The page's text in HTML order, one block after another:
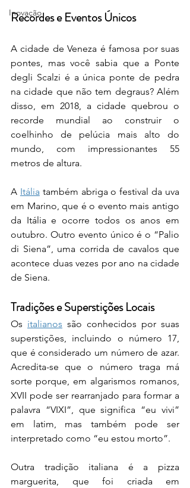
Inovação
Recordes e Eventos Únicos
A cidade de Veneza é famosa por suas
pontes, mas você sabia que a Ponte
degli Scalzi é a única ponte de pedra
na cidade que não tem degraus? Além
disso, em 2018, a cidade quebrou o
recorde mundial ao construir o
coelhinho de pelúcia mais alto do
mundo, com impressionantes 55
metros de altura.
A Itália também abriga o festival da uva
em Marino, que é o evento mais antigo
da Itália e ocorre todos os anos em
outubro. Outro evento único é o “Palio
di Siena”, uma corrida de cavalos que
acontece duas vezes por ano na cidade
de Siena.
Tradições e Superstições Locais
Os italianos são conhecidos por suas
superstições, incluindo o número 17,
que é considerado um número de azar.
Acredita-se que o número traga má
sorte porque, em algarismos romanos,
XVII pode ser rearranjado para formar a
palavra “VIXI”, que significa “eu vivi”
em latim, mas também pode ser
interpretado como “eu estou morto”.
Outra tradição italiana é a pizza
marguerita, que foi criada em